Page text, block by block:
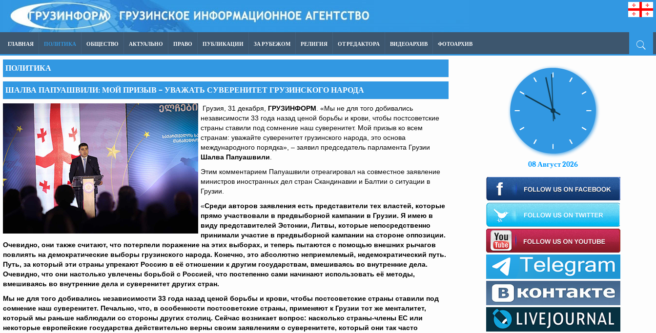
ГЛАВНАЯ ПОЛИТИКА ОБЩЕСТВО АКТУАЛЬНО ПРАВО ПУБЛИКАЦИИ ЗА РУБЕЖОМ РЕЛИГИЯ ОТ РЕДАКТОРА ВИДЕОАРХИВ ФОТОАРХИВ
ПОЛИТИКА
ШАЛВА ПАПУАШВИЛИ: МОЙ ПРИЗЫВ – УВАЖАТЬ СУВЕРЕНИТЕТ ГРУЗИНСКОГО НАРОДА
Грузия, 31 декабря, ГРУЗИНФОРМ . «Мы не для того добивались
независимости 33 года назад ценой борьбы и крови, чтобы постсоветские
страны ставили под сомнение наш суверенитет. Мой призыв ко всем
странам: уважайте суверенитет грузинского народа, это основа
международного порядка», – заявил председатель парламента Грузии
Шалва Папуашвили
Этим комментарием Папуашвили отреагировал на совместное заявление
министров иностранных дел стран Скандинавии и Балтии о ситуации в
Грузии.
«Среди авторов заявления есть представители тех властей, которые
прямо участвовали в предвыборной кампании в Грузии. Я имею в
виду представителей Эстонии, Литвы, которые непосредственно
принимали участие в предвыборной кампании на стороне оппозиции.
Очевидно, они также считают, что потерпели поражение на этих выборах, и теперь пытаются с помощью внешних рычагов
повлиять на демократические выборы грузинского народа. Конечно, это абсолютно неприемлемый, недемократический путь.
Путь, за который эти страны упрекают Россию в её отношении к другим государствам, вмешиваясь во внутренние дела.
Очевидно, что они настолько увлечены борьбой с Россией, что постепенно сами начинают использовать её методы,
вмешиваясь во внутренние дела и суверенитет других стран.
Мы не для того добивались независимости 33 года назад ценой борьбы и крови, чтобы постсоветские страны ставили под
сомнение наш суверенитет. Печально, что, в особенности постсоветские страны, применяют к Грузии тот же менталитет,
который мы раньше наблюдали со стороны других столиц. Сейчас возникает вопрос: насколько страны-члены ЕС или
некоторые европейские государства действительно верны своим заявлениям о суверенитете, который они так часто
08 Август 2026